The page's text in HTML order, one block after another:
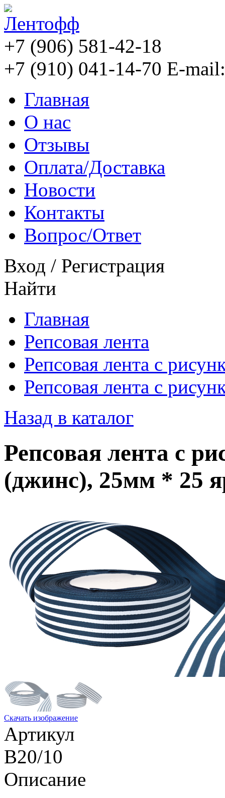
+7 (906) 581-42-18
+7 (910) 041-14-70 E-
Главная
О нас
Отзывы
Оплата/Доставка
Новости
Контакты
Вопрос/Ответ
Вход / Регистрация
Найти
Главная
Репсовая лента
Репсовая лента с
Репсовая лента с
Назад в каталог
Репсовая лента с
(джинс), 25мм * 25
Скачать изображение
Артикул
B20/10
Описание